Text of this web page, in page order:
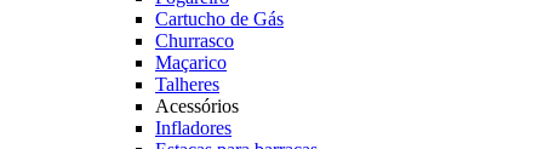
Cartucho de Gás
Churrasco
Maçarico
Talheres
Acessórios
Infladores